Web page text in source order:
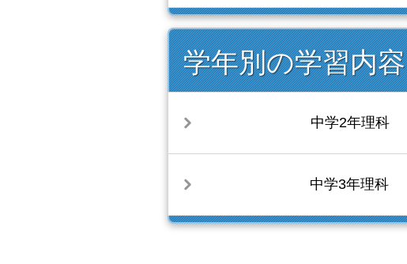
学年別の学習内容
中学2年理科
中学3年理科